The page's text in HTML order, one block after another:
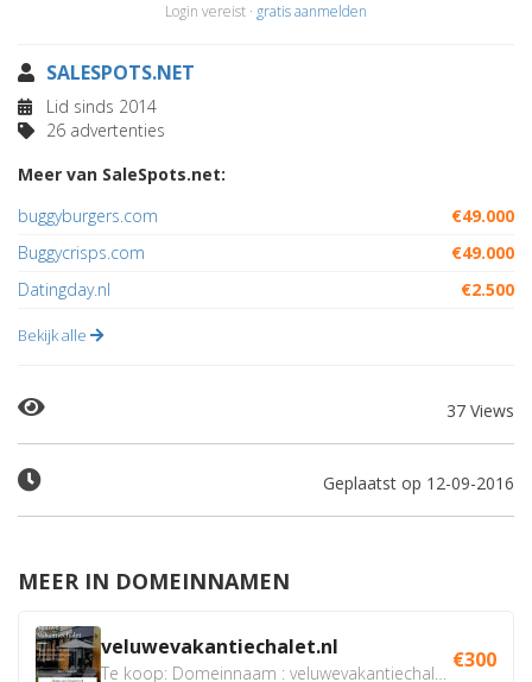
Login vereist · gratis aanmelden
SALESPOTS.NET
Lid sinds 2014
26 advertenties
Meer van SaleSpots.net:
buggyburgers.com
€49.000
Buggycrisps.com
€49.000
Datingday.nl
€2.500
Bekijk alle
37 Views
Geplaatst op 12-09-2016
MEER IN DOMEINNAMEN
veluwevakantiechalet.nl €300